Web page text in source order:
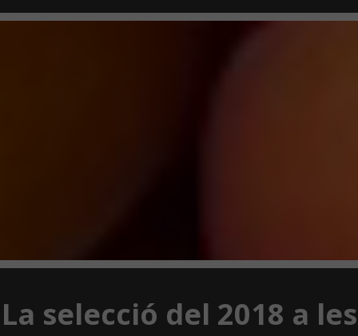
La selecció del 2018 a les